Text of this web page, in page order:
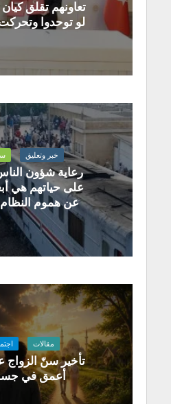
تعاونهم تقلق
لو توحدوا
خبر وتعليق
رعاية شؤون
على حياتهم هي
عن هموم
مقالات
تأخير سنّ
أعمق في جسد